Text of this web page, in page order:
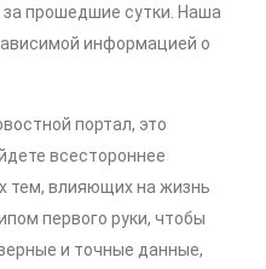
прошедшие сутки. Наша
информацией о
портал, это
всестороннее
тем, влияющих на жизнь
первого руки, чтобы
и точные данные,